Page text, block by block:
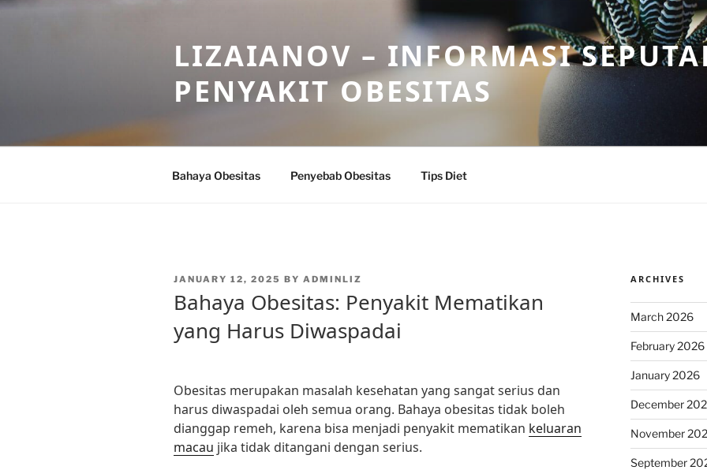
Skip
LIZAIANOV – INFORMASI
PENYAKIT OBESITAS
Bahaya Obesitas Penyebab Obesitas Tips Diet
POSTED
JANUARY 12, 2025 BY ADMINLIZ
Bahaya Obesitas: Penyakit Mematikan
yang Harus Diwaspadai
Obesitas merupakan masalah kesehatan yang sangat serius dan
harus diwaspadai oleh semua orang. Bahaya obesitas tidak boleh
dianggap remeh, karena bisa menjadi penyakit mematikan keluaran
macau jika tidak ditangani dengan serius.
ARCHIVES
March 2026
February 2026
January 2026
December
November
September